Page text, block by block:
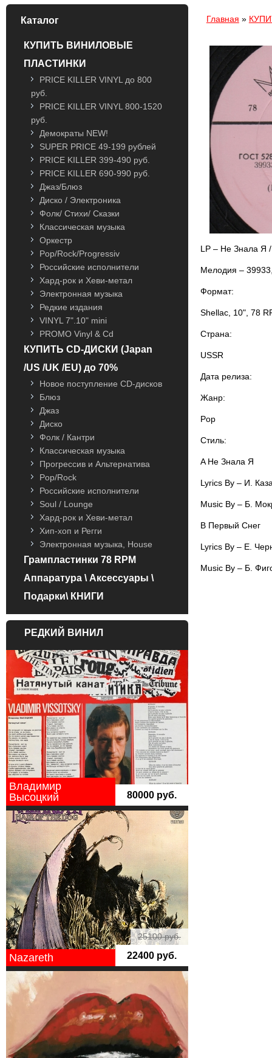
Каталог
КУПИТЬ ВИНИЛОВЫЕ
ПЛАСТИНКИ
PRICE KILLER VINYL до 800
руб.
PRICE KILLER VINYL 800-1520
руб.
Демократы NEW!
SUPER PRICE 49-199 рублей
PRICE KILLER 399-490 руб.
PRICE KILLER 690-990 руб.
Джаз/Блюз
Диско / Электроника
Фолк/ Стихи/ Сказки
Классическая музыка
Оркестр
Pop/Rock/Progressiv
Российские исполнители
Хард-рок и Хеви-метал
Электронная музыка
Редкие издания
VINYL 7".10" mini
PROMO Vinyl & Cd
КУПИТЬ CD-ДИСКИ (Japan
/US /UK /EU) до 70%
Новое поступление CD-дисков
Блюз
Джаз
Диско
Фолк / Кантри
Классическая музыка
Прогрессив и Альтернатива
Pop/Rock
Российские исполнители
Soul / Lounge
Хард-рок и Хеви-метал
Хип-хоп и Регги
Электронная музыка, House
Грампластинки 78 RPM
Аппаратура \ Аксессуары \
Подарки\ КНИГИ
РЕДКИЙ ВИНИЛ
Владимир
Высоцкий
80000 руб.
25100 руб.
Nazareth 22400 руб.
Вы здесь
Главная »
LP – Не Знала Я
Мелодия –
Формат:
Shellac, 10", 78
Страна:
USSR
Дата релиза:
Жанр:
Pop
Стиль:
A Не Знала Я
Lyrics By – И.
Music By – Б.
B Первый Снег
Lyrics By – Е.
Music By – Б.